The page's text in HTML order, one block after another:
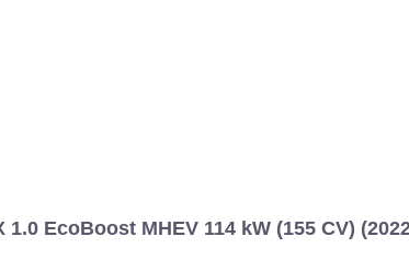
1.0 EcoBoost MHEV 114 kW (155 CV)